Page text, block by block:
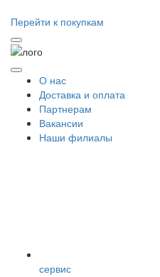
Перейти к покупкам
О нас
Доставка и оплата
Партнерам
Вакансии
Наши филиалы
сервис